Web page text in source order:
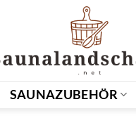
SAUNAZUBEHÖR